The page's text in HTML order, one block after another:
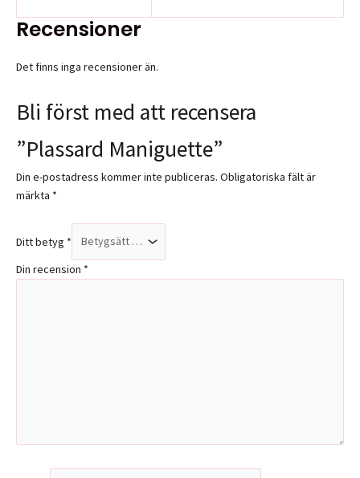
Recensioner
Det finns inga recensioner än.
Bli först med att recensera
”Plassard Maniguette”
Din e-postadress kommer inte publiceras. Obligatoriska fält är
märkta *
Ditt betyg *
Din recension *